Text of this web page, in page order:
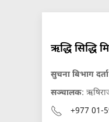
ऋद्धि सिद्धि
सुचना बिभाग
सञ्चालक:
+977 01-